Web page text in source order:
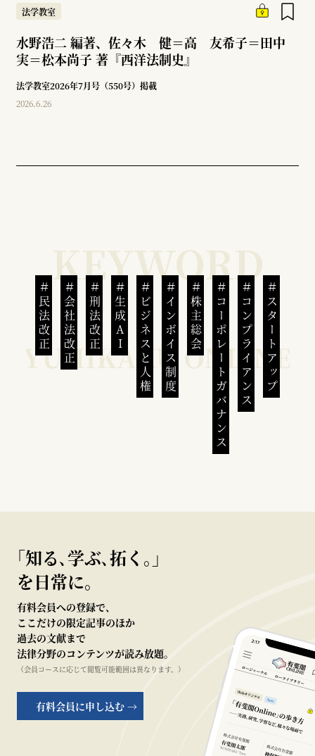
法学教室
水野浩二 編著、佐々木 健＝高 友希子＝田中
実＝松本尚子 著『西洋法制史』
法学教室2026年7月号（550号）掲載
2026.6.26
民法改正 会社法改正 刑法改正 生成AI ビジネスと人権インボイス制度 株主総会 コーポレートガバナンスコンプライアンススタートアップ
｢知る､学ぶ､拓く｡｣
を日常に。
有料会員への登録で、
ここだけの限定記事のほか
過去の文献まで
法律分野のコンテンツが読み放題。
（会員コースに応じて閲覧可能範囲は異なります。）
有料会員に申し込む →